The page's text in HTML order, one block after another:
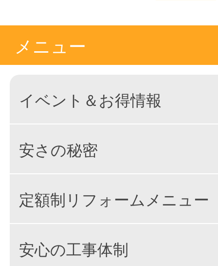
メニュー
イベント＆お得情報
安さの秘密
定額制リフォームメニュー
安心の工事体制